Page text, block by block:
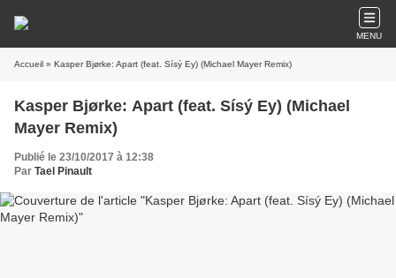
MENU
Accueil » Kasper Bjørke: Apart (feat. Sísý Ey) (Michael Mayer Remix)
Kasper Bjørke: Apart (feat. Sísý Ey) (Michael
Mayer Remix)
Publié le 23/10/2017 à 12:38
Par Tael Pinault